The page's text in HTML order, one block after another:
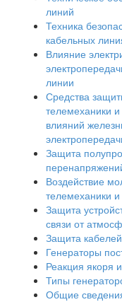
линий
Техника
кабельных
Влияние
линии
Средства
телемеханики
влияний
Защита
Воздействие
телемеханики
Защита
связи от
Защита
Генераторы
Реакция якоря
Типы
Общие